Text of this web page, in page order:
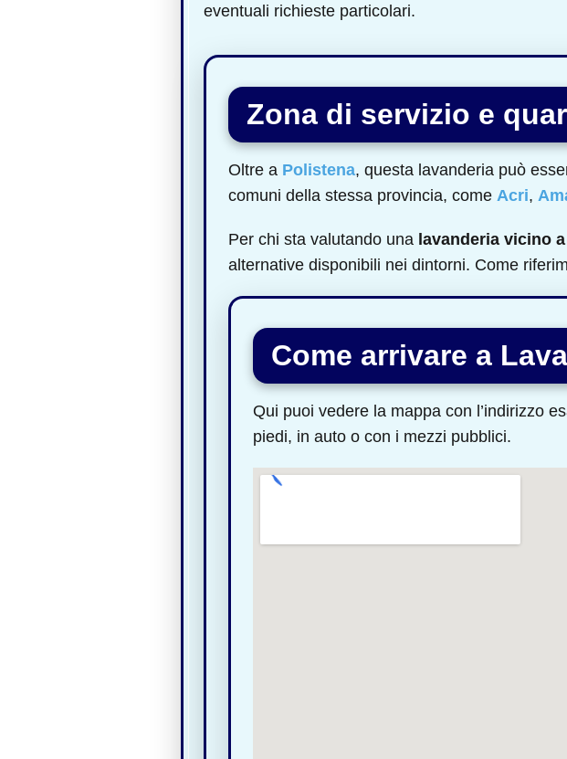
eventuali richieste particolari.
Zona di servizio e
Oltre a Polistena, questa lavanderia può
comuni della stessa provincia, come Acri,
Per chi sta valutando una lavanderia vicino
alternative disponibili nei dintorni. Come
Come arrivare a
Qui puoi vedere la mappa con l’indirizzo
piedi, in auto o con i mezzi pubblici.